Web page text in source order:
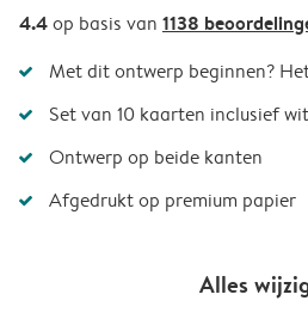
4.4op basis van 1138
Met dit ontwerp beginnen?
Set van 10 kaarten inclusief
Ontwerp op beide kanten
Afgedrukt op premium papier
Alles